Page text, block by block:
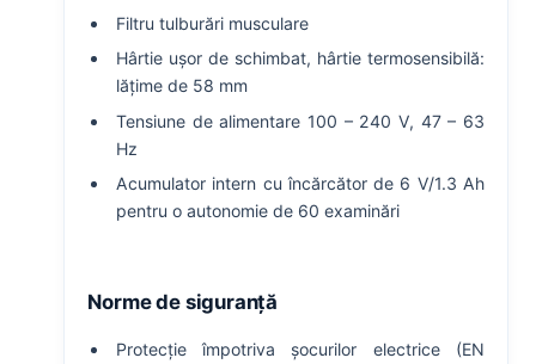
Filtru tulburări musculare
Hârtie ușor de schimbat, hârtie termosensibilă:
lățime de 58 mm
Tensiune de alimentare 100 – 240 V, 47 – 63
Hz
Acumulator intern cu încărcător de 6 V/1.3 Ah
pentru o autonomie de 60 examinări
Norme de siguranță
Protecție împotriva șocurilor electrice (EN